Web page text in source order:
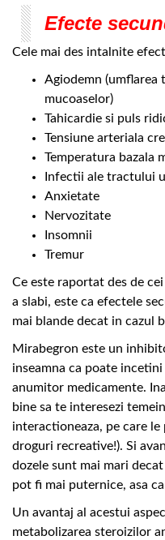
Efecte
Cele mai des intalnite
Agiodemn (umflarea
mucoaselor)
Tahicardie si puls
Tensiune arteriala
Temperatura bazala
Infectii ale tractului
Anxietate
Nervozitate
Insomnii
Tremur
Ce este raportat des de
a slabi, este ca efectele
mai blande decat in cazul
Mirabegron este un
inseamna ca poate
anumitor medicamente.
bine sa te interesezi
interactioneaza, pe care
droguri recreative!). Si
dozele sunt mai mari
pot fi mai puternice, asa
Un avantaj al acestui
metabolizarea steroizilor